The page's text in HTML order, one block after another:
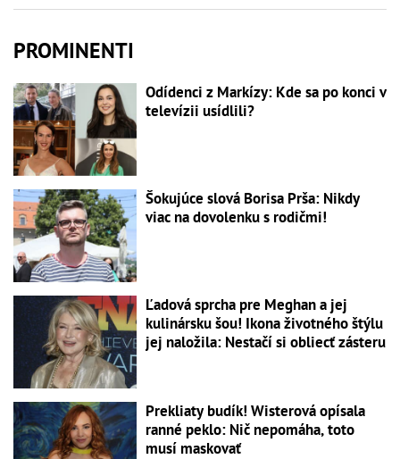
PROMINENTI
Odídenci z Markízy: Kde sa po konci v
televízii usídlili?
Šokujúce slová Borisa Prša: Nikdy
viac na dovolenku s rodičmi!
Ľadová sprcha pre Meghan a jej
kulinársku šou! Ikona životného štýlu
jej naložila: Nestačí si obliecť zásteru
Prekliaty budík! Wisterová opísala
ranné peklo: Nič nepomáha, toto
musí maskovať